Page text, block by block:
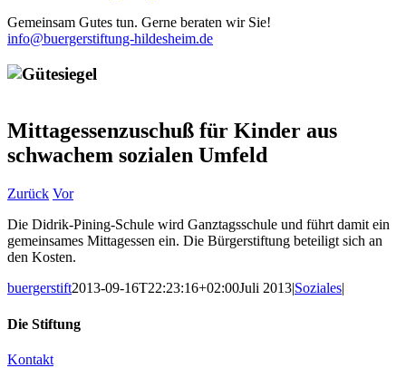
Gemeinsam Gutes tun. Gerne beraten wir Sie!
info@buergerstiftung-hildesheim.de
Mittagessenzuschuß für Kinder aus
schwachem sozialen Umfeld
Zurück Vor
Die Didrik-Pining-Schule wird Ganztagsschule und führt damit ein
gemeinsames Mittagessen ein. Die Bürgerstiftung beteiligt sich an
den Kosten.
buergerstift2013-09-16T22:23:16+02:00Juli 2013|Soziales|
Die Stiftung
Kontakt